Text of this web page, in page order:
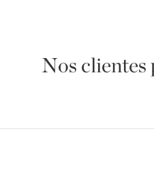
Nos clientes